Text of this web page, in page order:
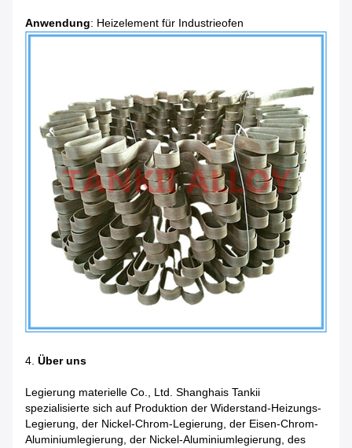
Anwendung: Heizelement für Industrieofen
4. Über uns
Legierung materielle Co., Ltd. Shanghais Tankii
spezialisierte sich auf Produktion der Widerstand-Heizungs-
Legierung, der Nickel-Chrom-Legierung, der Eisen-Chrom-
Aluminiumlegierung, der Nickel-Aluminiumlegierung, des